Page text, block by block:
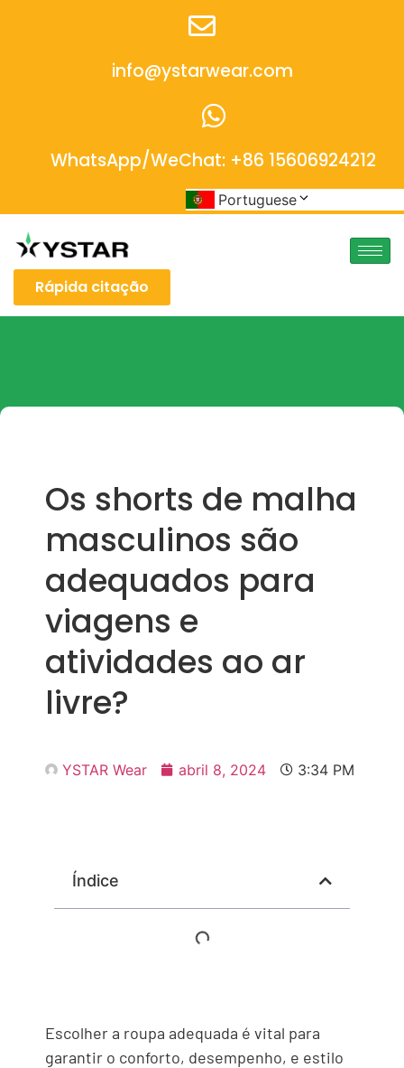
info@ystarwear.com
WhatsApp/WeChat: +86 15606924212
Portuguese
Rápida citação
Os shorts de malha
masculinos são
adequados para
viagens e
atividades ao ar
livre?
YSTAR Wear abril 8, 2024 3:34 PM
Índice
Escolher a roupa adequada é vital para
garantir o conforto, desempenho, e estilo